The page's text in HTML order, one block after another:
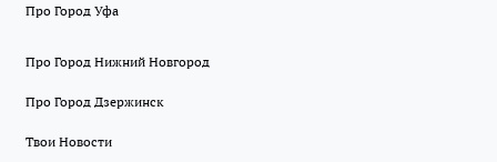
Про Город Уфа
Про Город Нижний Новгород
Про Город Дзержинск
Твои Новости